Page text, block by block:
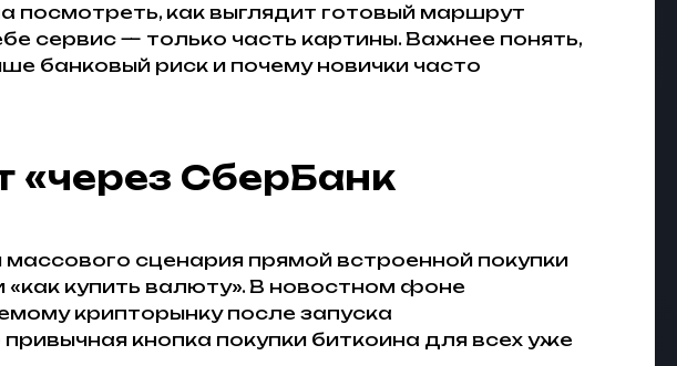
посмотреть, как выглядит готовый маршрут
сервис — только часть картины. Важнее понять,
банковый риск и почему новички часто
«через СберБанк
сценария прямой встроенной покупки
купить валюту». В новостном фоне
крипторынку после запуска
кнопка покупки биткоина для всех уже